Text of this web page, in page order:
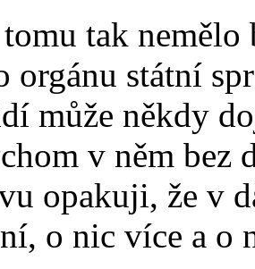
tak nemělo
orgánu státní
může někdy
v něm bez
opakuji, že v
o nic více a o